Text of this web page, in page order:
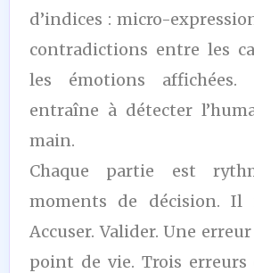
d’indices : micro-
contradictions entre les
les émotions
entraîne à détecter
main.
Chaque partie est
moments de décision. Il
Accuser. Valider. Une
point de vie. Trois